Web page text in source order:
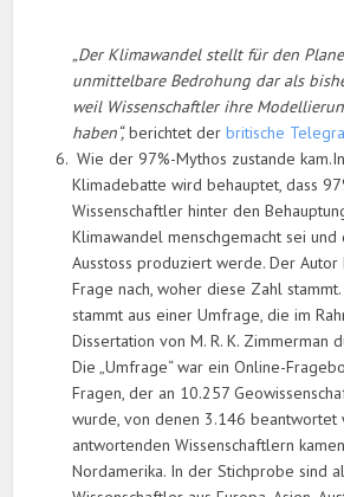
„Der Klimawandel stellt für den
unmittelbare Bedrohung dar als
weil Wissenschaftler ihre
haben“,berichtet derbritische
Wie der 97%-Mythos zustande
Klimadebatte wird behauptet, dass
Wissenschaftler hinter den
Klimawandel menschgemacht sei und
Ausstoss produziert werde. Der
Frage nach, woher diese Zahl
stammt aus einer Umfrage, die im
Dissertation von M. R. K. Zimmerman
Die „Umfrage“ war ein Online-
Fragen, der an 10.257
wurde, von denen 3.146 beantwortet
antwortenden Wissenschaftlern
Nordamerika. In der Stichprobe sind